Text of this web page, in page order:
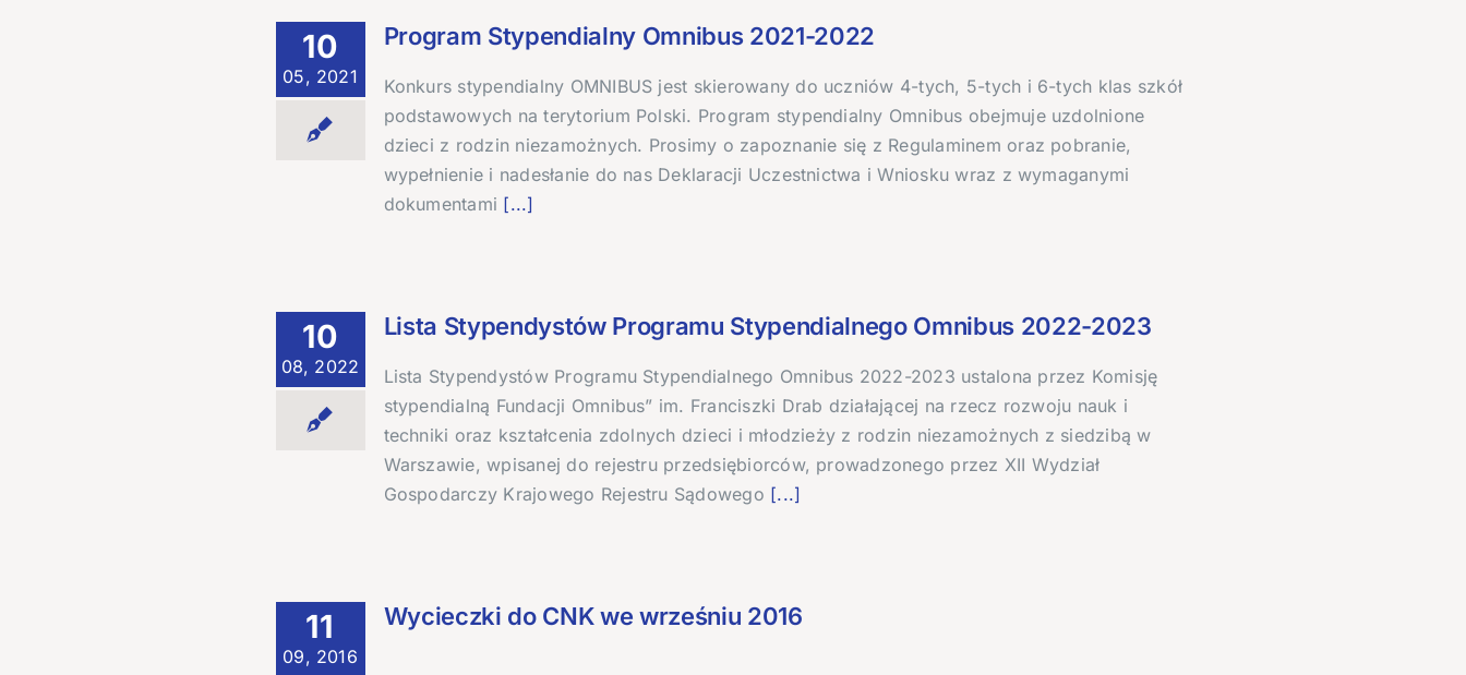
10
05, 2021
Program Stypendialny Omnibus 2021-2022
Konkurs stypendialny OMNIBUS jest skierowany do uczniów 4-tych, 5-tych i 6-tych klas szkół
podstawowych na terytorium Polski. Program stypendialny Omnibus obejmuje uzdolnione
dzieci z rodzin niezamożnych. Prosimy o zapoznanie się z Regulaminem oraz pobranie,
wypełnienie i nadesłanie do nas Deklaracji Uczestnictwa i Wniosku wraz z wymaganymi
dokumentami [...]
10
08, 2022
Lista Stypendystów Programu Stypendialnego Omnibus 2022-2023
Lista Stypendystów Programu Stypendialnego Omnibus 2022-2023 ustalona przez Komisję
stypendialną Fundacji Omnibus” im. Franciszki Drab działającej na rzecz rozwoju nauk i
techniki oraz kształcenia zdolnych dzieci i młodzieży z rodzin niezamożnych z siedzibą w
Warszawie, wpisanej do rejestru przedsiębiorców, prowadzonego przez XII Wydział
Gospodarczy Krajowego Rejestru Sądowego [...]
11
09, 2016
Wycieczki do CNK we wrześniu 2016